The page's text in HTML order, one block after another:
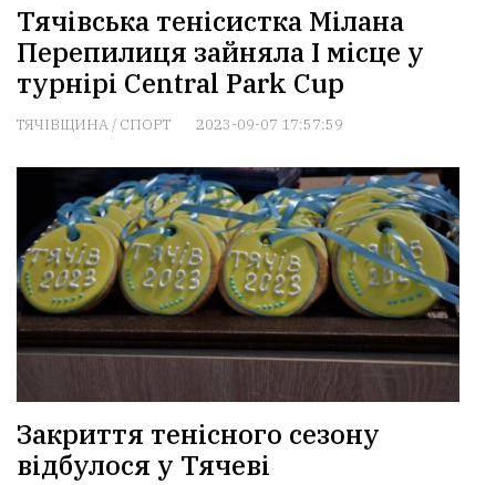
Тячівська тенісистка Мілана
Перепилиця зайняла І місце у
турнірі Central Park Cup
ТЯЧІВЩИНА/ СПОРТ 2023-09-07 17:57:59
Закриття тенісного сезону
відбулося у Тячеві